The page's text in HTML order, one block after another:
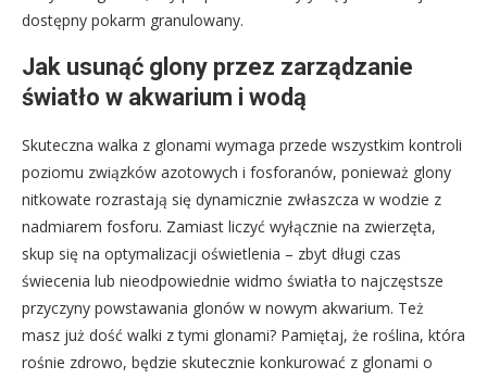
dostępny pokarm granulowany.
Jak usunąć glony przez zarządzanie
światło w akwarium i wodą
Skuteczna walka z glonami wymaga przede wszystkim kontroli
poziomu związków azotowych i fosforanów, ponieważ glony
nitkowate rozrastają się dynamicznie zwłaszcza w wodzie z
nadmiarem fosforu. Zamiast liczyć wyłącznie na zwierzęta,
skup się na optymalizacji oświetlenia – zbyt długi czas
świecenia lub nieodpowiednie widmo światła to najczęstsze
przyczyny powstawania glonów w nowym akwarium. Też
masz już dość walki z tymi glonami? Pamiętaj, że roślina, która
rośnie zdrowo, będzie skutecznie konkurować z glonami o